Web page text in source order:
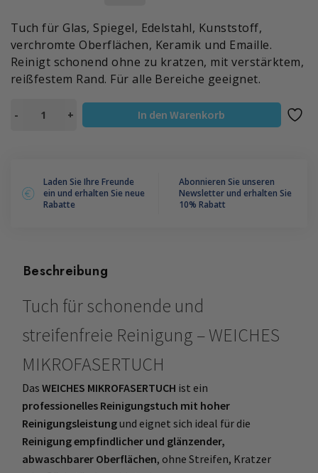
Tuch für Glas, Spiegel, Edelstahl, Kunststoff,
verchromte Oberflächen, Keramik und Emaille.
Reinigt schonend ohne zu kratzen, mit verstärktem,
reißfestem Rand. Für alle Bereiche geeignet.
-
MIKROFASERTUCH
Menge
+ In den Warenkorb
Laden Sie Ihre Freunde
ein und erhalten Sie neue
Rabatte
Abonnieren Sie unseren
Newsletter und erhalten Sie
10% Rabatt
Beschreibung
Tuch für schonende und
streifenfreie Reinigung – WEICHES
MIKROFASERTUCH
Das WEICHES MIKROFASERTUCH ist ein
professionelles Reinigungstuch mit hoher
Reinigungsleistungund eignet sich ideal für die
Reinigung empfindlicher und glänzender,
abwaschbarer Oberflächen, ohne Streifen, Kratzer